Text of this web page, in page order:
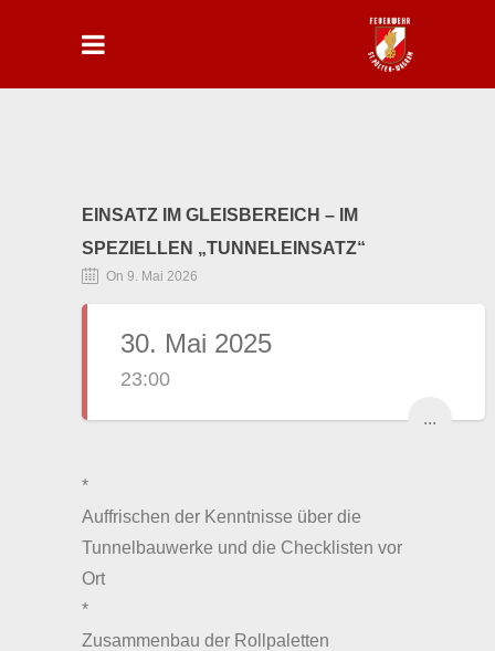
EINSATZ IM GLEISBEREICH – IM
SPEZIELLEN „TUNNELEINSATZ“
On 9. Mai 2026
30. Mai 2025
23:00
...
*
Auffrischen der Kenntnisse über die
Tunnelbauwerke und die Checklisten vor
Ort
*
Zusammenbau der Rollpaletten